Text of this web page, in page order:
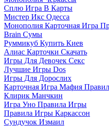
Сплю Игра В Карты
Мистер Икс Одесса
Монополия Карточная Игра
Brain Сумы
Руммикуб Купить Киев
Алиас Карточки Скачать
Игры Для Девочек Секс
Лучшие Игры Dos
Игры Для Дорослих
Карточная Игра Мафия
Клирик Манчкин
Игра Уно Правила Игры
Правила Игры Каркассон
Сундучок Измаил